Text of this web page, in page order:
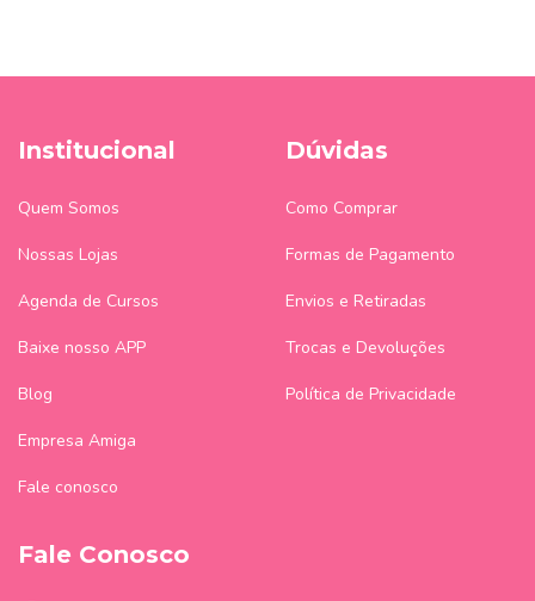
Institucional
Quem Somos
Nossas Lojas
Agenda de Cursos
Baixe nosso APP
Blog
Empresa Amiga
Fale conosco
Dúvidas
Como Comprar
Formas de Pagamento
Envios e Retiradas
Trocas e Devoluções
Política de Privacidade
Fale Conosco